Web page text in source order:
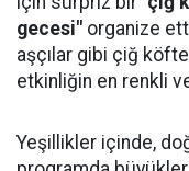
gecesi" organize
aşçılar gibi çiğ
etkinliğin en renkli
Yeşillikler içinde,